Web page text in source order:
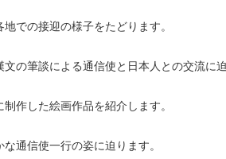
接迎の様子をたどります。
談による通信使と日本人との交流に迫
た絵画作品を紹介します。
使一行の姿に迫ります。